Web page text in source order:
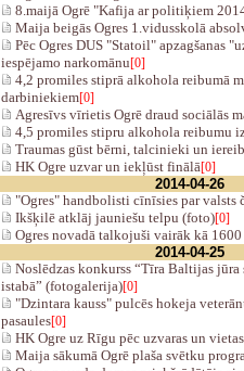
8.maijā Ogrē "Kafija ar politiķiem
Maija beigās Ogres 1.vidusskolā
Pēc Ogres DUS "Statoil" apzagšanas
iespējamo narkomānu[0]
4,2 promiles stiprā alkohola reibumā
darbiniekiem[0]
Agresīvs vīrietis Ogrē draud sociālās
4,5 promiles stipru alkohola reibumu
Traumas gūst bērni, talcinieki un
HK Ogre uzvar un iekļūst finālā[0]
2014-04-26
"Ogres" handbolisti cīnīsies par valsts
Ikšķilē atklāj jauniešu telpu (foto)[0]
Ogres novadā talkojuši vairāk kā
2014-04-25
Noslēdzas konkurss “Tīra Baltijas jūra
istabā” (fotogalerija)[0]
"Dzintara kauss" pulcēs hokeja
pasaules[0]
HK Ogre uz Rīgu pēc uzvaras un
Maija sākumā Ogrē plaša svētku